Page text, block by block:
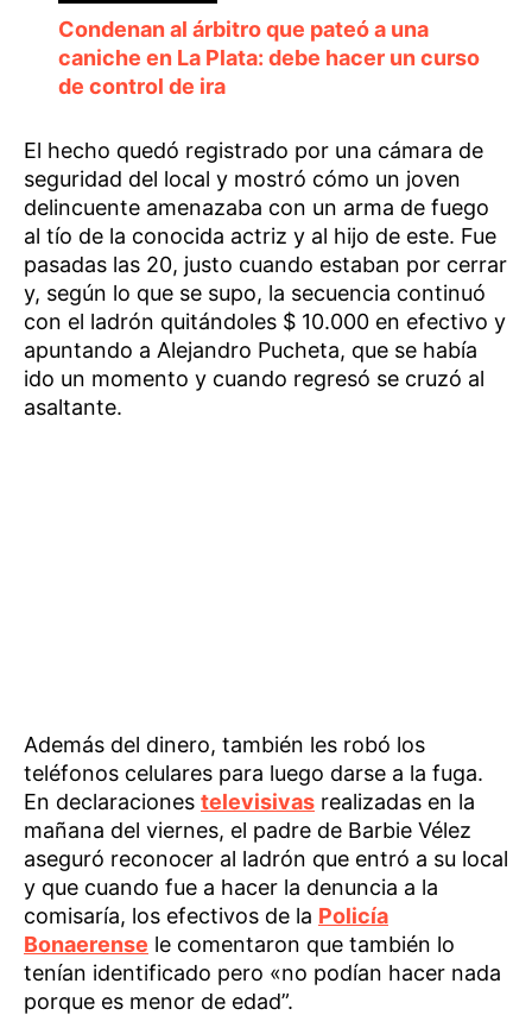
Condenan al árbitro que pateó a una
caniche en La Plata: debe hacer un curso
de control de ira
El hecho quedó registrado por una cámara de
seguridad del local y mostró cómo un joven
delincuente amenazaba con un arma de fuego
al tío de la conocida actriz y al hijo de este. Fue
pasadas las 20, justo cuando estaban por cerrar
y, según lo que se supo, la secuencia continuó
con el ladrón quitándoles $ 10.000 en efectivo y
apuntando a Alejandro Pucheta, que se había
ido un momento y cuando regresó se cruzó al
asaltante.
Además del dinero, también les robó los
teléfonos celulares para luego darse a la fuga.
En declaraciones televisivas realizadas en la
mañana del viernes, el padre de Barbie Vélez
aseguró reconocer al ladrón que entró a su local
y que cuando fue a hacer la denuncia a la
comisaría, los efectivos de la Policía
Bonaerense le comentaron que también lo
tenían identificado pero «no podían hacer nada
porque es menor de edad”.